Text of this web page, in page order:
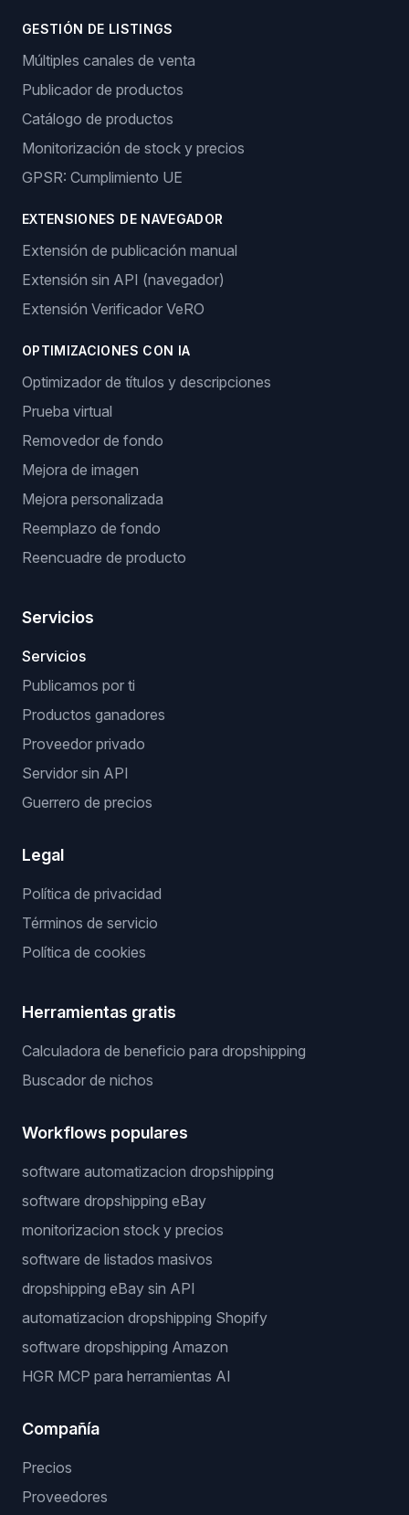
GESTIÓN DE LISTINGS
Múltiples canales de venta
Publicador de productos
Catálogo de productos
Monitorización de stock y precios
GPSR: Cumplimiento UE
EXTENSIONES DE NAVEGADOR
Extensión de publicación manual
Extensión sin API (navegador)
Extensión Verificador VeRO
OPTIMIZACIONES CON IA
Optimizador de títulos y descripciones
Prueba virtual
Removedor de fondo
Mejora de imagen
Mejora personalizada
Reemplazo de fondo
Reencuadre de producto
Servicios
Servicios
Publicamos por ti
Productos ganadores
Proveedor privado
Servidor sin API
Guerrero de precios
Legal
Política de privacidad
Términos de servicio
Política de cookies
Herramientas gratis
Calculadora de beneficio para dropshipping
Buscador de nichos
Workflows populares
software automatizacion dropshipping
software dropshipping eBay
monitorizacion stock y precios
software de listados masivos
dropshipping eBay sin API
automatizacion dropshipping Shopify
software dropshipping Amazon
HGR MCP para herramientas AI
Compañía
Precios
Proveedores